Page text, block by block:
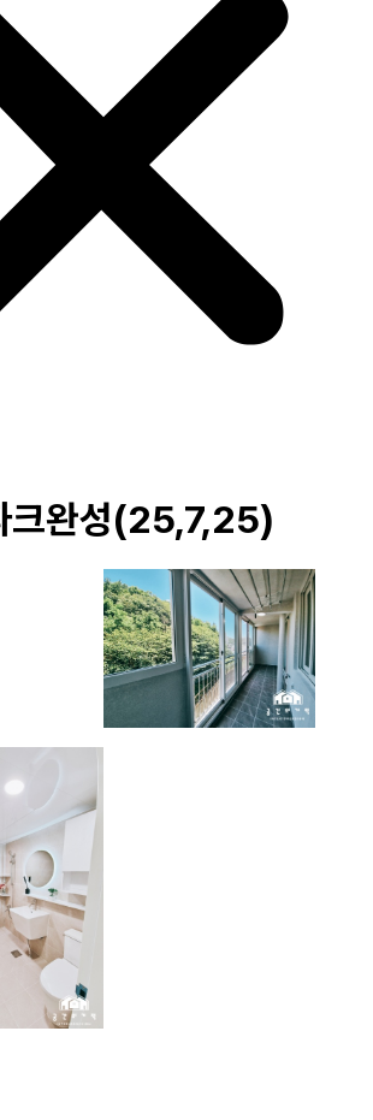
크완성(25,7,25)